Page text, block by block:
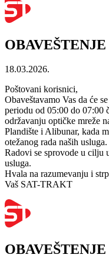
18.03.2026.
Poštovani korisnici,
Obaveštavamo Vas da će
periodu od 05:00 do 07:00
održavanju optičke mreže
Plandište i Alibunar, kada
otežanog rada naših usluga.
Radovi se sprovode u cilju
usluga.
Hvala na razumevanju i
Vaš SAT-TRAKT